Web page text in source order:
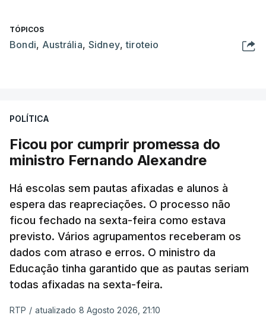
TÓPICOS
Bondi, Austrália, Sidney,tiroteio
POLÍTICA
Ficou por cumprir promessa do
ministro Fernando Alexandre
Há escolas sem pautas afixadas e alunos à
espera das reapreciações. O processo não
ficou fechado na sexta-feira como estava
previsto. Vários agrupamentos receberam os
dados com atraso e erros. O ministro da
Educação tinha garantido que as pautas seriam
todas afixadas na sexta-feira.
RTP / atualizado 8 Agosto 2026, 21:10